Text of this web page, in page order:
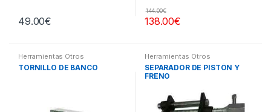
49.00€ 138.00€
144.00€
Herramientas Otros
TORNILLO DE BANCO
Herramientas Otros
SEPARADOR DE PISTÓN Y
FRENO